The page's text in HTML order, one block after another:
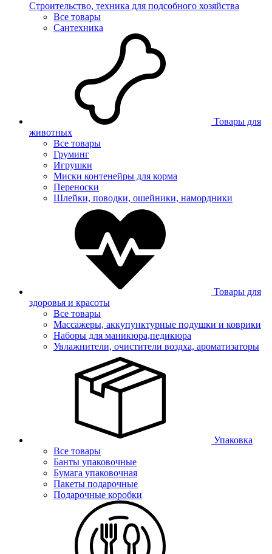
Строительство, техника для подсобного хозяйства
Все товары
Сантехника
Товары для
животных
Все товары
Груминг
Игрушки
Миски контенейры для корма
Переноски
Шлейки, поводки, ошейники, намордники
Товары для
здоровья и красоты
Все товары
Массажеры, аккупунктурные подушки и коврики
Наборы для маникюра,педикюра
Увлажнители, очистители воздха, ароматизаторы
Упаковка
Все товары
Банты упаковочные
Бумага упаковочная
Пакеты подарочные
Подарочные коробки